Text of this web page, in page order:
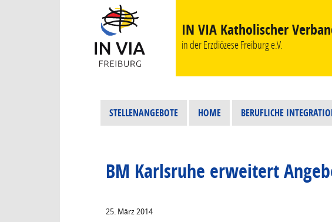
IN VIA Katholischer
in der Erzdiözese Freiburg e.V.
STELLENANGEBOTE HOME BERUFLICHE
BM Karlsruhe erweitert
25. März 2014